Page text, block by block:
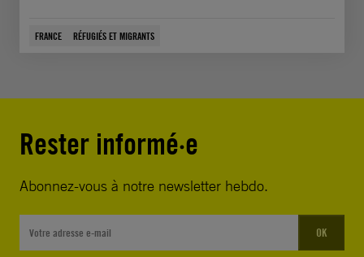
FRANCE RÉFUGIÉS ET MIGRANTS
Rester informé·e
Abonnez-vous à notre newsletter hebdo.
OK